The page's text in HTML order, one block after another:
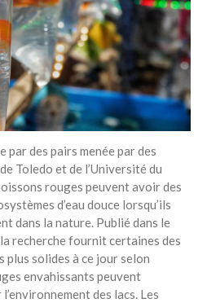
Recent Posts
6 éco-actions faciles à prendre
avec vos enfants
Réduire les déchets : votre
guide pour les citoyens et les
électeurs
Toits verts | Association
Permaculturelle
L’intelligence artificielle pour
prédire le succès des invasions
biologiques – The Applied
Ecologist
Utiliser l’apprentissage
automatique pour prédire le
succès d’une invasion – The
Applied Ecologist
par des pairs menée par des
Toledo et de l’Université du
rouges peuvent avoir des
d’eau douce lorsqu’ils
dans la nature. Publié dans le
recherche fournit certaines des
plus solides à ce jour selon
envahissants peuvent
des lacs. Les